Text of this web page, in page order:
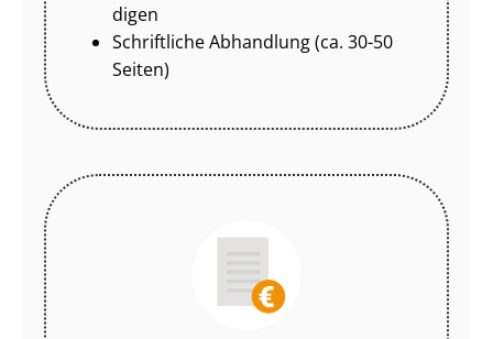
di­gen
Schriftliche Abhandlung (ca. 30-50
Seiten)